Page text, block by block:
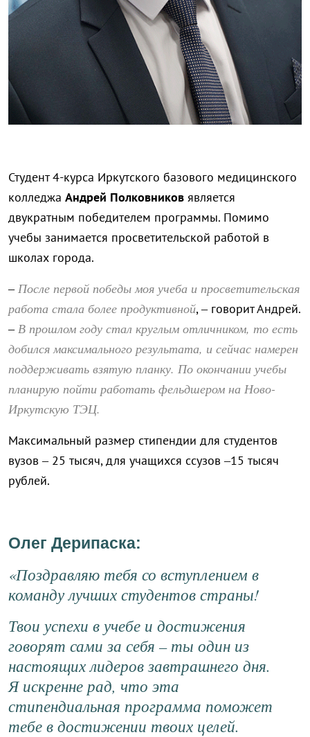
Студент 4-курса Иркутского базового медицинского
колледжа Андрей Полковников является
двукратным победителем программы. Помимо
учебы занимается просветительской работой в
школах города.
–После первой победы моя учеба и просветительская
работа стала более продуктивной, – говорит Андрей.
–В прошлом году стал круглым отличником, то есть
добился максимального результата, и сейчас намерен
поддерживать взятую планку. По окончании учебы
планирую пойти работать фельдшером на Ново-
Иркутскую ТЭЦ.
Максимальный размер стипендии для студентов
вузов – 25 тысяч, для учащихся ссузов –15 тысяч
рублей.
Олег Дерипаска:
«Поздравляю тебя со вступлением в
команду лучших студентов страны!
Твои успехи в учебе и достижения
говорят сами за себя – ты один из
настоящих лидеров завтрашнего дня.
Я искренне рад, что эта
стипендиальная программа поможет
тебе в достижении твоих целей.